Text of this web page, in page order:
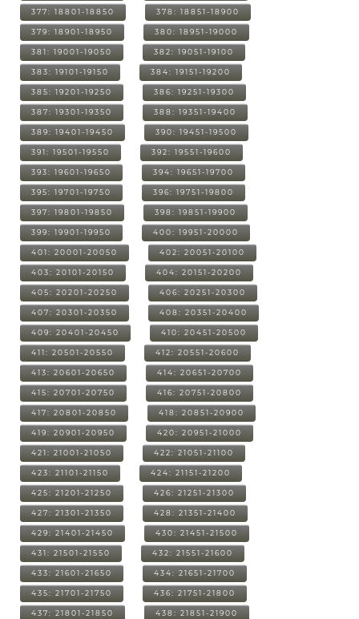
377: 18801-18850 378: 18851-18900
379: 18901-18950 380: 18951-19000
381: 19001-19050 382: 19051-19100
383: 19101-19150 384: 19151-19200
385: 19201-19250 386: 19251-19300
387: 19301-19350 388: 19351-19400
389: 19401-19450 390: 19451-19500
391: 19501-19550 392: 19551-19600
393: 19601-19650 394: 19651-19700
395: 19701-19750 396: 19751-19800
397: 19801-19850 398: 19851-19900
399: 19901-19950 400: 19951-20000
401: 20001-20050 402: 20051-20100
403: 20101-20150 404: 20151-20200
405: 20201-20250 406: 20251-20300
407: 20301-20350 408: 20351-20400
409: 20401-20450 410: 20451-20500
411: 20501-20550 412: 20551-20600
413: 20601-20650 414: 20651-20700
415: 20701-20750 416: 20751-20800
417: 20801-20850 418: 20851-20900
419: 20901-20950 420: 20951-21000
421: 21001-21050 422: 21051-21100
423: 21101-21150 424: 21151-21200
425: 21201-21250 426: 21251-21300
427: 21301-21350 428: 21351-21400
429: 21401-21450 430: 21451-21500
431: 21501-21550 432: 21551-21600
433: 21601-21650 434: 21651-21700
435: 21701-21750 436: 21751-21800
437: 21801-21850 438: 21851-21900